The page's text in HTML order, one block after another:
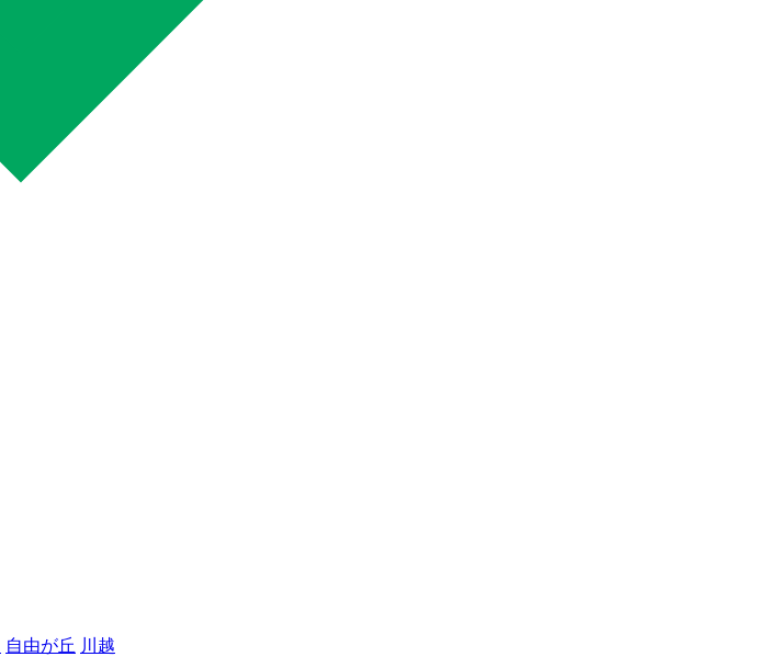
自由が丘 川越